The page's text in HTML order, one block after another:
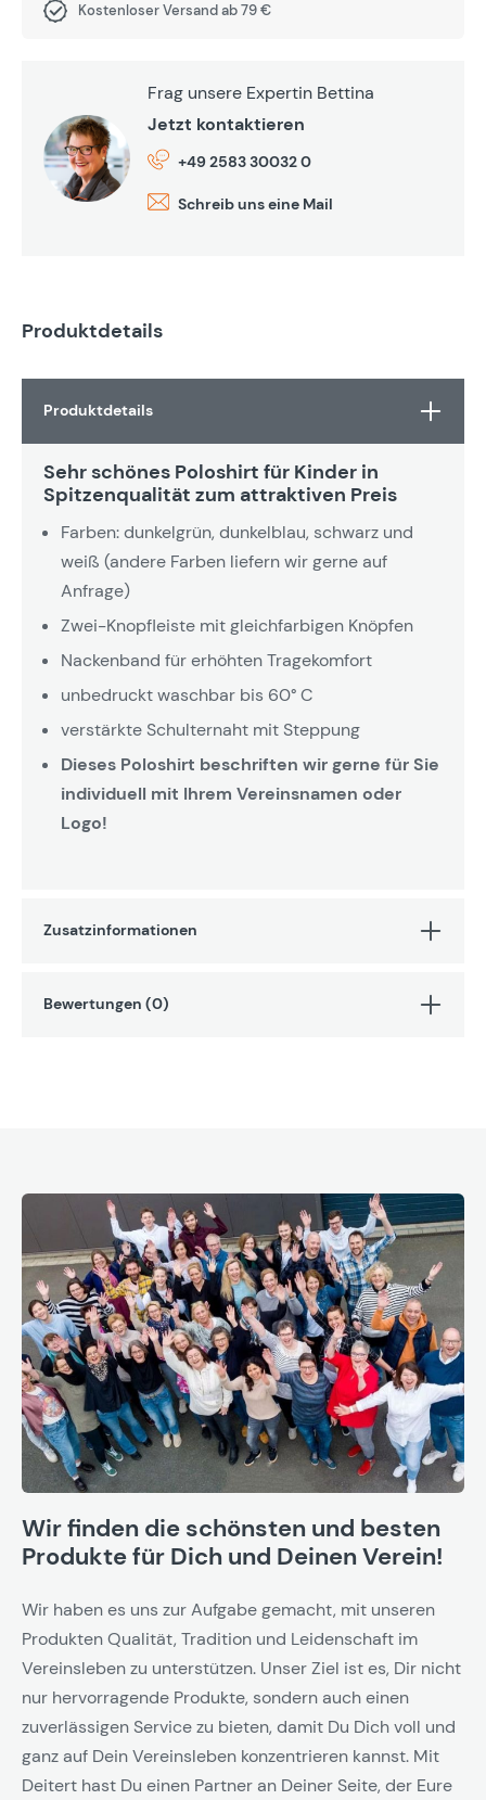
Kostenloser Versand ab 79 €
Frag unsere Expertin Bettina
Jetzt kontaktieren
+49 2583 30032 0
Schreib uns eine Mail
Produktdetails
Produktdetails
Sehr schönes Poloshirt für Kinder in
Spitzenqualität zum attraktiven Preis
Farben: dunkelgrün, dunkelblau, schwarz und
weiß (andere Farben liefern wir gerne auf
Anfrage)
Zwei-Knopfleiste mit gleichfarbigen Knöpfen
Nackenband für erhöhten Tragekomfort
unbedruckt waschbar bis 60° C
verstärkte Schulternaht mit Steppung
Dieses Poloshirt beschriften wir gerne für Sie
individuell mit Ihrem Vereinsnamen oder
Logo!
Zusatzinformationen
Bewertungen (0)
Wir finden die schönsten und besten
Produkte für Dich und Deinen Verein!
Wir haben es uns zur Aufgabe gemacht, mit unseren
Produkten Qualität, Tradition und Leidenschaft im
Vereinsleben zu unterstützen. Unser Ziel ist es, Dir nicht
nur hervorragende Produkte, sondern auch einen
zuverlässigen Service zu bieten, damit Du Dich voll und
ganz auf Dein Vereinsleben konzentrieren kannst. Mit
Deitert hast Du einen Partner an Deiner Seite, der Eure